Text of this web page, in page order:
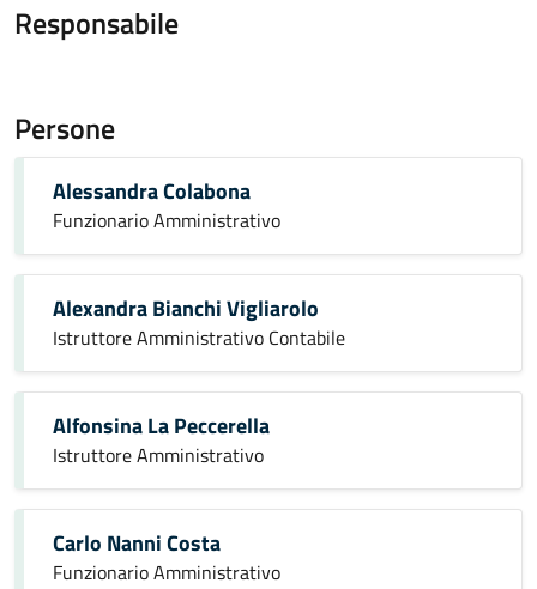
Responsabile
Persone
Alessandra Colabona
Funzionario Amministrativo
Alexandra Bianchi Vigliarolo
Istruttore Amministrativo Contabile
Alfonsina La Peccerella
Istruttore Amministrativo
Carlo Nanni Costa
Funzionario Amministrativo